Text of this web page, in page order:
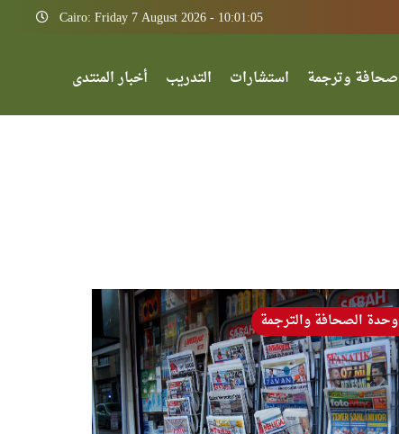
Cairo: Friday 7 August 2026 - 10:01:05
صحافة وترجمة استشارات التدريب أخبار المنتدى
وحدة الصحافة والترجمة